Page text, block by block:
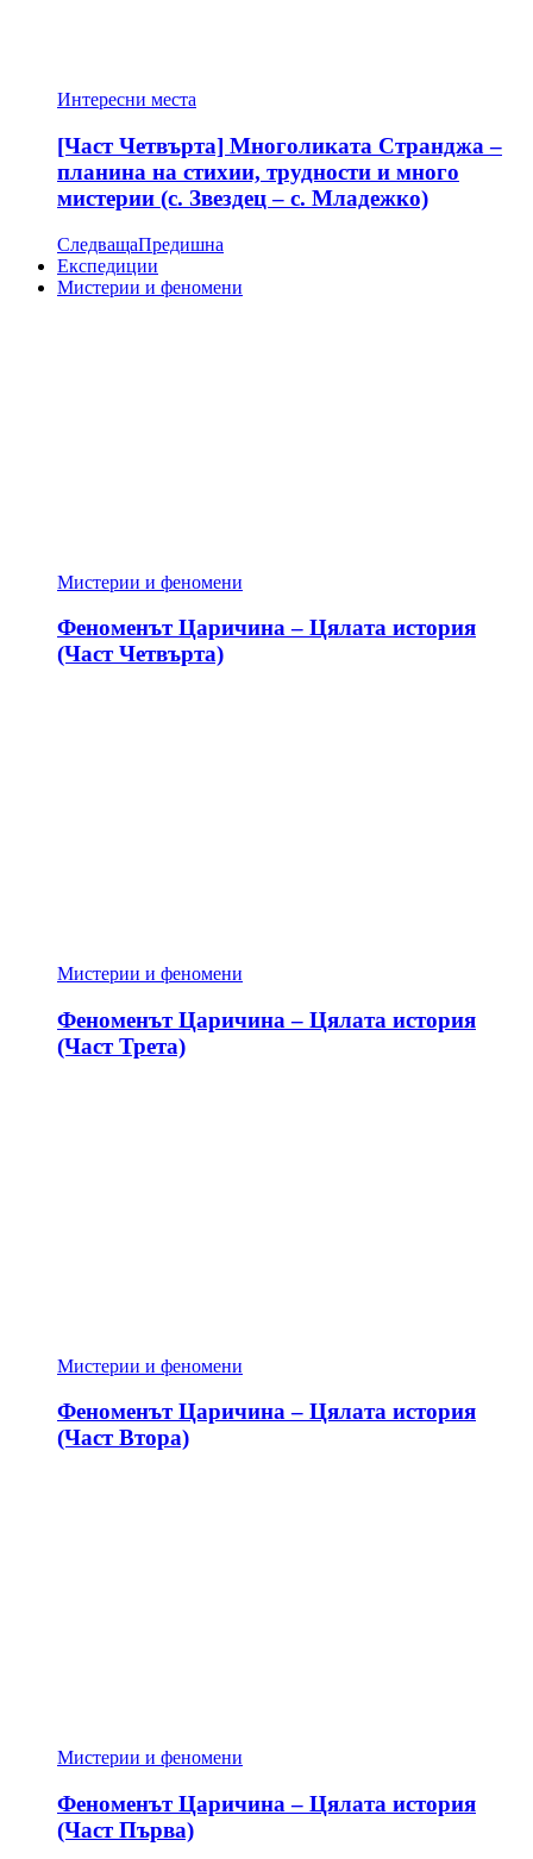
Интересни места
[Част Четвърта] Многоликата Странджа –
планина на стихии, трудности и много
мистерии (с. Звездец – с. Младежко)
СледващаПредишна
Експедиции
Мистерии и феномени
Мистерии и феномени
Феноменът Царичина – Цялата история
(Част Четвърта)
Мистерии и феномени
Феноменът Царичина – Цялата история
(Част Трета)
Мистерии и феномени
Феноменът Царичина – Цялата история
(Част Втора)
Мистерии и феномени
Феноменът Царичина – Цялата история
(Част Първа)